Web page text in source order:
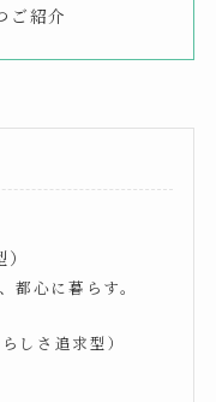
ご紹介
都心に暮らす。
しさ追求型）